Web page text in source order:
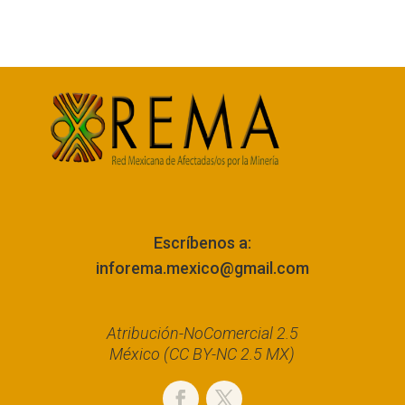
Escríbenos a:
inforema.mexico@gmail.com
Atribución-NoComercial 2.5
México (CC BY-NC 2.5 MX)